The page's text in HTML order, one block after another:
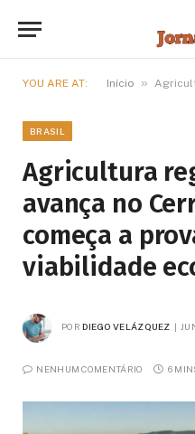
YOU ARE AT: Início » Agricultura
BRASIL
Agricultura
avança no
começa a
viabilidade
POR DIEGO VELÁZQUEZ
NENHUM COMENTÁRIO 6